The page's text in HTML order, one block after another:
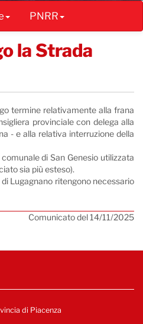
PNRR
la Strada
termine relativamente alla frana
provinciale con delega alla
- e alla relativa interruzione della
di San Genesio utilizzata
sia più esteso).
Lugagnano ritengono necessario
Comunicato del 14/11/2025
di Piacenza